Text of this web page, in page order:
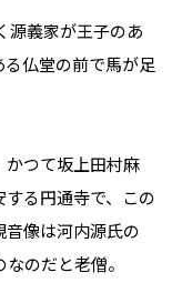
源義家が王子のあ
仏堂の前で馬が足
つて坂上田村麻
る円通寺で、この
像は河内源氏の
のだと老僧。